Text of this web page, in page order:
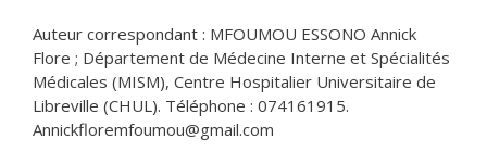
Auteur correspondant : MFOUMOU ESSONO Annick
Flore ; Département de Médecine Interne et Spécialités
Médicales (MISM), Centre Hospitalier Universitaire de
Libreville (CHUL). Téléphone : 074161915.
Annickfloremfoumou@gmail.com